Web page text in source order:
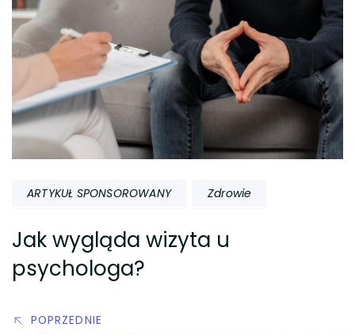
ARTYKUŁ SPONSOROWANY Zdrowie
Jak wygląda wizyta u
psychologa?
POPRZEDNIE